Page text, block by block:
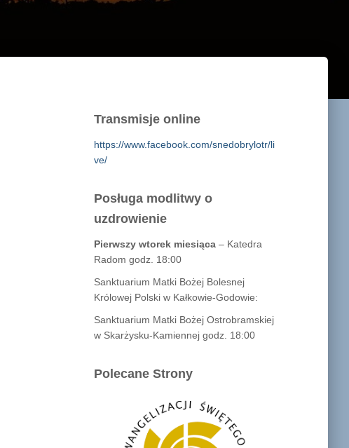
Transmisje online
https://www.facebook.com/snedobrylotr/li
ve/
Posługa modlitwy o
uzdrowienie
Pierwszy wtorek miesiąca– Katedra
Radom godz. 18:00
Sanktuarium Matki Bożej Bolesnej
Królowej Polski w Kałkowie-Godowie:
Sanktuarium Matki Bożej Ostrobramskiej
w Skarżysku-Kamiennej godz. 18:00
Polecane Strony